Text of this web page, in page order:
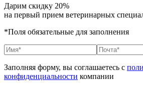
Дарим скидку 20%
на первый прием ветеринарных
*Поля обязательные для заполнения
Заполняя форму, вы соглашаетесь с
конфиденциальности компании